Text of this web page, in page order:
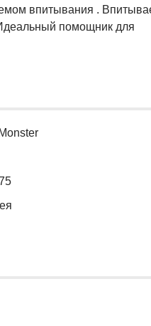
впитывания .
помощник для